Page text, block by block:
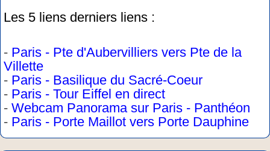
Les 5 liens derniers liens :
- Paris - Pte d'Aubervilliers vers Pte de la
Villette
- Paris - Basilique du Sacré-Coeur
- Paris - Tour Eiffel en direct
- Webcam Panorama sur Paris - Panthéon
- Paris - Porte Maillot vers Porte Dauphine